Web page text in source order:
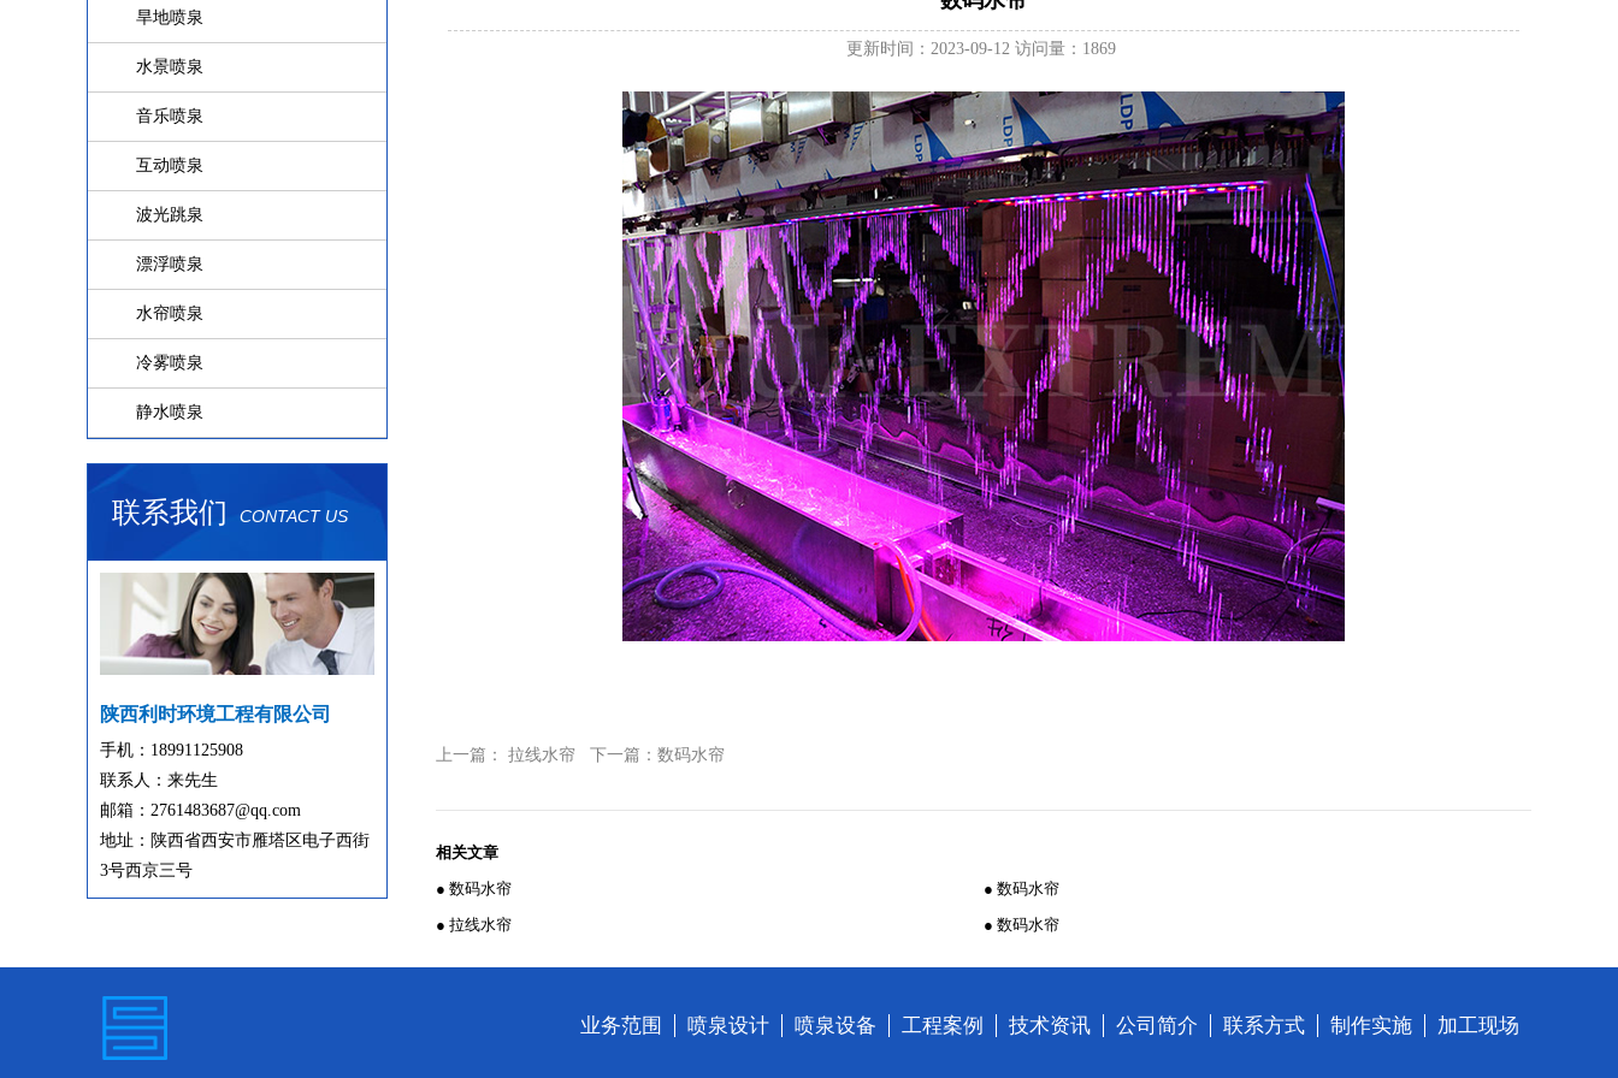
旱地喷泉
水景喷泉
音乐喷泉
互动喷泉
波光跳泉
漂浮喷泉
水帘喷泉
冷雾喷泉
静水喷泉
联系我们 CONTACT US
陕西利时环境工程有限公司
手机：18991125908
联系人：来先生
邮箱：2761483687@qq.com
地址：陕西省西安市雁塔区电子西街
3号西京三号
更新时间：2023-09-12 访问量： 1869
上一篇： 拉线水帘 下一篇： 数码水帘
相关文章
● 数码水帘
● 数码水帘
● 拉线水帘
● 数码水帘
业务范围 喷泉设计 喷泉设备 工程案例 技术资讯 公司简介 联系方式 制作实施 加工现场